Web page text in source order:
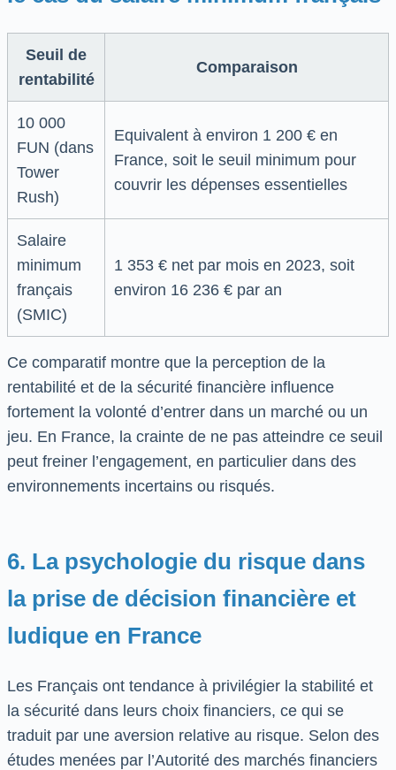
Seuil de
rentabilité
Comparaison
10 000
FUN (dans
Tower
Rush)
Equivalent à environ 1 200 € en
France, soit le seuil minimum pour
couvrir les dépenses essentielles
Salaire
minimum
français
(SMIC)
1 353 € net par mois en 2023, soit
environ 16 236 € par an
Ce comparatif montre que la perception de la
rentabilité et de la sécurité financière influence
fortement la volonté d’entrer dans un marché ou un
jeu. En France, la crainte de ne pas atteindre ce seuil
peut freiner l’engagement, en particulier dans des
environnements incertains ou risqués.
6. La psychologie du risque dans
la prise de décision financière et
ludique en France
Les Français ont tendance à privilégier la stabilité et
la sécurité dans leurs choix financiers, ce qui se
traduit par une aversion relative au risque. Selon des
études menées par l’Autorité des marchés financiers